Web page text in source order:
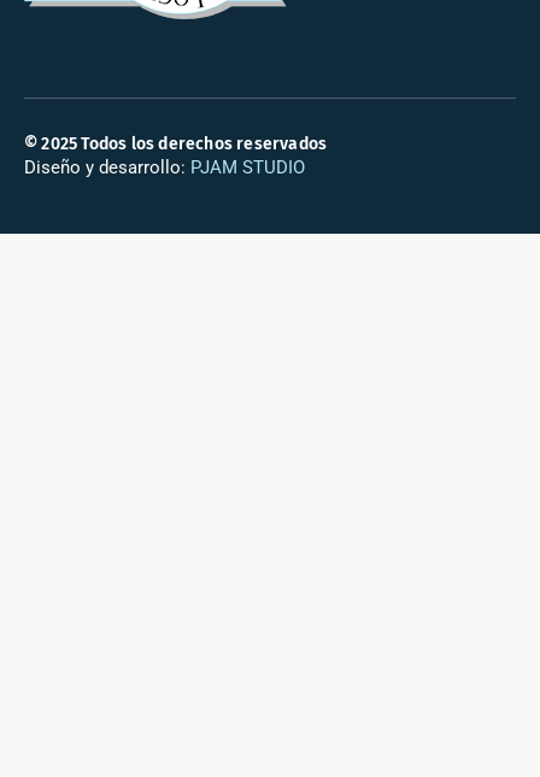
© 2025 Todos los derechos reservados
Diseño y desarrollo: PJAM STUDIO